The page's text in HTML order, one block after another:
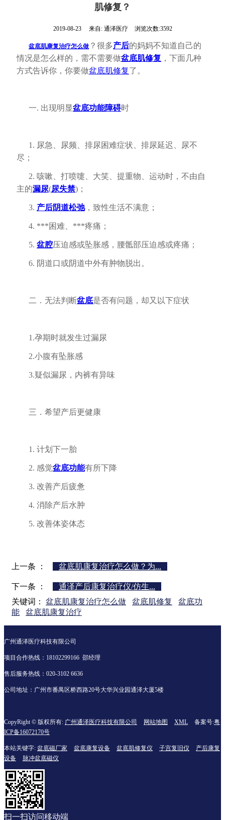
肌修复？
2019-08-23 来自: 通泽医疗 浏览次数:3592
盆底肌康复治疗怎么做 ？很多产后的妈妈不知道自己的
情况是怎么样的，需不需要做盆底肌修复 ，下面几种
方式告诉你，你要做盆底肌修复了。
一. 出现明显盆底功能障碍时
1. 尿急、尿频、排尿困难症状、排尿延迟、尿不
尽；
2. 咳嗽、打喷嚏、大笑、提重物、运动时，不由自
主的漏尿(尿失禁)；
3. 产后阴道松弛，致性生活不满意；
4. ***困难、***疼痛；
5. 盆腔压迫感或坠胀感，腰骶部压迫感或疼痛；
6. 阴道口或阴道中外有肿物脱出。
二．无法判断盆底是否有问题，却又以下症状
1.孕期时就发生过漏尿
2.小腹有坠胀感
3.疑似漏尿，内裤有异味
三．希望产后更健康
1. 计划下一胎
2. 感觉盆底功能有所下降
3. 改善产后疲惫
4. 消除产后水肿
5. 改善体姿体态
上一条 ： 盆底肌康复治疗怎么做？为...
下一条 ：
通泽产后康复治疗仪/仿生...
关键词： 盆底肌康复治疗怎么做 盆底肌修复
盆底功
能
盆底肌康复治疗
广州通泽医疗科技有限公司
项目合作热线：18102299166 邵经理
售后服务热线：020-3102 6636
公司地址：广州市番禺区桥西路20号大华兴业园通泽大厦5楼
CopyRight © 版权所有: 广州通泽医疗科技有限公司 网站地图 XML 备案号:粤
ICP备16072170号
本站关键字: 盆底磁厂家 盆底康复设备 盆底肌修复仪 子宫复旧仪
产后康复
设备
脉冲盆底磁仪
扫一扫访问移动端